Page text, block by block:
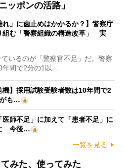
ッポンの活路」
れ」に歯止めはかかるか？】警察庁
組む「警察組織の構造改革」 実
いるのが「警察官不足」だ。警察
年間で2分の1以…
機】採用試験受験者数は10年間で2
も…
医師不足」に加えて「患者不足」に
今後…
一覧を見る
みた、使ってみた